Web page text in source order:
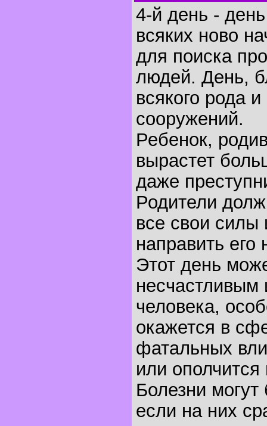
4-й день -
всяких ново
для поиска
людей. День,
всякого рода
сооружений.
Ребенок,
вырастет
даже
Родители
все свои
направить
Этот день
несчастливым
человека,
окажется в
фатальных
или ополчится
Болезни
если на них